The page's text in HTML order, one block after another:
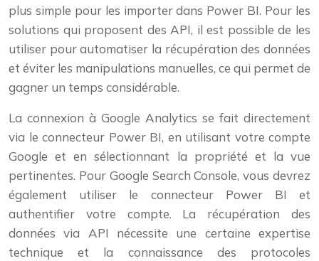
plus simple pour les importer dans Power BI. Pour les
solutions qui proposent des API, il est possible de les
utiliser pour automatiser la récupération des données
et éviter les manipulations manuelles, ce qui permet de
gagner un temps considérable.
La connexion à Google Analytics se fait directement
via le connecteur Power BI, en utilisant votre compte
Google et en sélectionnant la propriété et la vue
pertinentes. Pour Google Search Console, vous devrez
également utiliser le connecteur Power BI et
authentifier votre compte. La récupération des
données via API nécessite une certaine expertise
technique et la connaissance des protocoles